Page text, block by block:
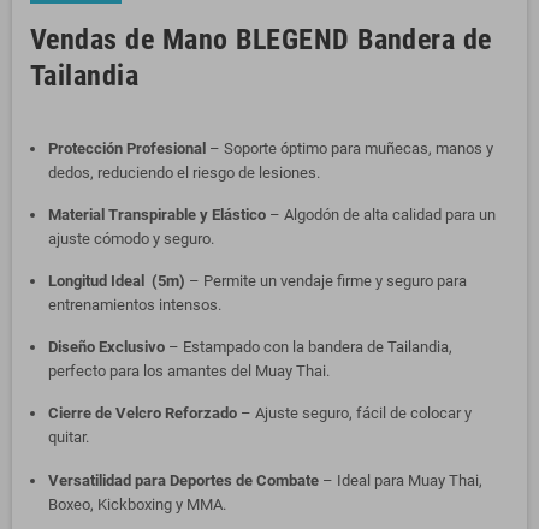
Vendas de Mano BLEGEND Bandera de
Tailandia
Protección Profesional – Soporte óptimo para muñecas, manos y
dedos, reduciendo el riesgo de lesiones.
Material Transpirable y Elástico – Algodón de alta calidad para un
ajuste cómodo y seguro.
Longitud Ideal (5m) – Permite un vendaje firme y seguro para
entrenamientos intensos.
Diseño Exclusivo – Estampado con la bandera de Tailandia,
perfecto para los amantes del Muay Thai.
Cierre de Velcro Reforzado – Ajuste seguro, fácil de colocar y
quitar.
Versatilidad para Deportes de Combate – Ideal para Muay Thai,
Boxeo, Kickboxing y MMA.